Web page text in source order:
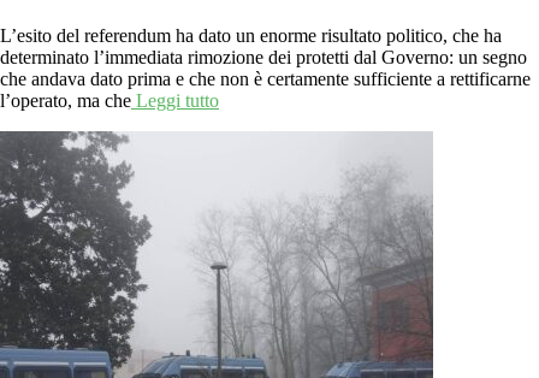
L’esito del referendum ha dato un enorme risultato politico, che ha
determinato l’immediata rimozione dei protetti dal Governo: un segno
che andava dato prima e che non è certamente sufficiente a rettificarne
l’operato, ma che Leggi tutto